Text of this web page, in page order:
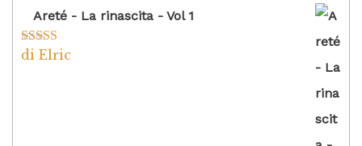
Areté - La rinascita - Vol 1
Valutato5
di Elric